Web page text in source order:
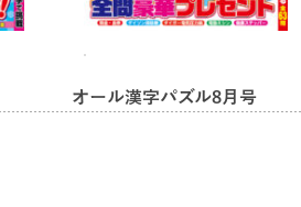
オール漢字パズル8月号